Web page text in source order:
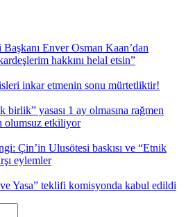
Enver Osman Kaan’dan
hakkını helal etsin”
inkar etmenin sonu mürtetliktir!
birlik” yasası 1 ay olmasına rağmen
olumsuz etkiliyor
Çin’in Ulusötesi baskısı ve “Etnik
eylemler
Yasa” teklifi komisyonda kabul edildi